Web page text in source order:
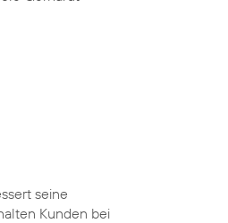
seine
Kunden bei